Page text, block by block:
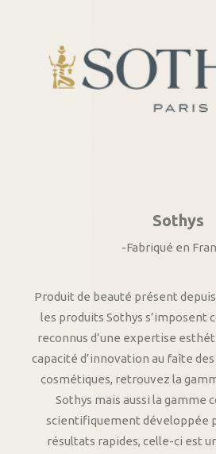
Sothys
-Fabriqué en
Produit de beauté présent
les produits Sothys s’imposent
reconnus d’une expertise
capacité d’innovation au faîte
cosmétiques, retrouvez la
Sothys mais aussi la gamme
scientifiquement développée
résultats rapides, celle-ci est